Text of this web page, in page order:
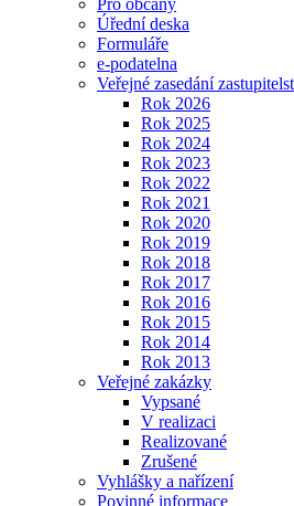
Pro občany
Úřední deska
Formuláře
e-podatelna
Veřejné zasedání
Rok 2026
Rok 2025
Rok 2024
Rok 2023
Rok 2022
Rok 2021
Rok 2020
Rok 2019
Rok 2018
Rok 2017
Rok 2016
Rok 2015
Rok 2014
Rok 2013
Veřejné zakázky
Vypsané
V realizaci
Realizované
Zrušené
Vyhlášky a nařízení
Povinné informace